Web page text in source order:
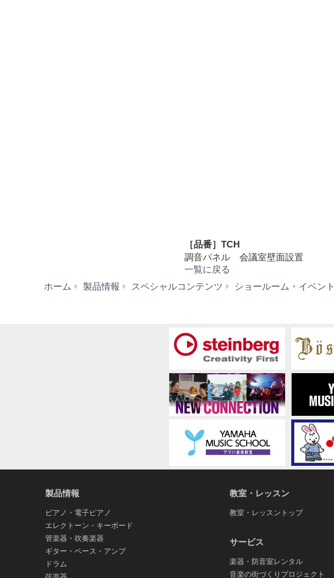
［品番］ TCH
調音パネル 会議室壁面設置
一覧に戻る
ホーム
製品情報 スペシャルコンテンツ ショールーム・イベント
製品情報
ピアノ・電子ピアノ
エレクトーン・キーボード
管楽器・吹奏楽器
ギター・ベース・アンプ
ドラム
教室・レッスン
教室・レッスントップ
サービス
楽器・防音室レンタル
音楽の街づくりプロジェクト